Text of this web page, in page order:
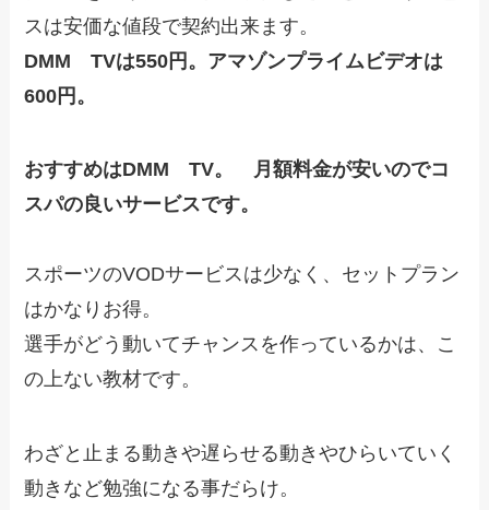
スは安価な値段で契約出来ます。
DMM TVは550円。アマゾンプライムビデオは
600円。
おすすめはDMM TV。 月額料金が安いのでコ
スパの良いサービスです。
スポーツのVODサービスは少なく、セットプラン
はかなりお得。
選手がどう動いてチャンスを作っているかは、こ
の上ない教材です。
わざと止まる動きや遅らせる動きやひらいていく
動きなど勉強になる事だらけ。